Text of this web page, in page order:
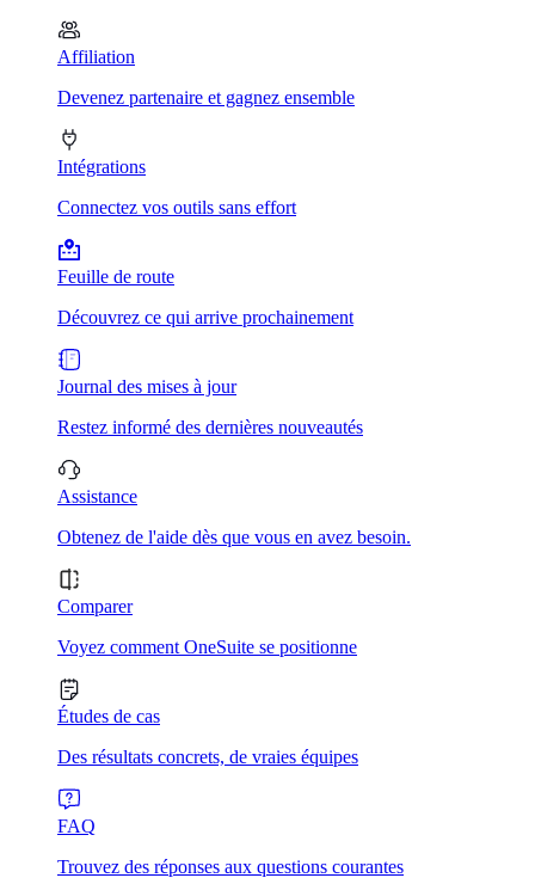
Affiliation
Devenez partenaire et gagnez ensemble
Intégrations
Connectez vos outils sans effort
Feuille de route
Découvrez ce qui arrive prochainement
Journal des mises à jour
Restez informé des dernières nouveautés
Assistance
Obtenez de l'aide dès que vous en avez besoin.
Comparer
Voyez comment OneSuite se positionne
Études de cas
Des résultats concrets, de vraies équipes
FAQ
Trouvez des réponses aux questions courantes